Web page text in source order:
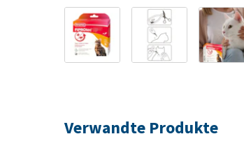
Verwandte Produkte